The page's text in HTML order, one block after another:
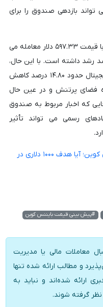
تواند بازدهی صندوق را برای
با قیمت ۵۹۷.۳۳ دلار معامله می
نسبت به روز گذشته ۲.۲۰ درصد رشد داشته است. با این حال،
از ابتدای سال تاکنون، قیمت این ارز دیجیتال حدود ۱۴.۸۰ درصد کاهش
فضای پرتنش و در عین حال
که اخبار مربوط به صندوق
رسمی می تواند تأثیر
تحلیل صعود بایننس کوین؛ آیا هدف ۱۰۰۰ دلاری در
#پیش بینی قیمت بایننس کوین
معاملات مالی یا مدیریت
و مطالب ارائه شده تنها
ارائه شده‌اند و نباید به
نظر گرفته شوند.